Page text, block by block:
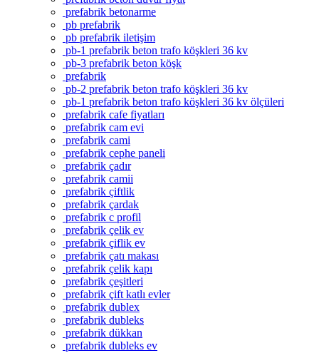
prefabrik betonarme
pb prefabrik
pb prefabrik iletişim
pb-1 prefabrik beton trafo köşkleri 36 kv
pb-3 prefabrik beton köşk
prefabrik
pb-2 prefabrik beton trafo köşkleri 36 kv
pb-1 prefabrik beton trafo köşkleri 36 kv ölçüleri
prefabrik cafe fiyatları
prefabrik cam evi
prefabrik cami
prefabrik cephe paneli
prefabrik çadır
prefabrik camii
prefabrik çiftlik
prefabrik çardak
prefabrik c profil
prefabrik çelik ev
prefabrik çiflik ev
prefabrik çatı makası
prefabrik çelik kapı
prefabrik çeşitleri
prefabrik çift katlı evler
prefabrik dublex
prefabrik dubleks
prefabrik dükkan
prefabrik dubleks ev